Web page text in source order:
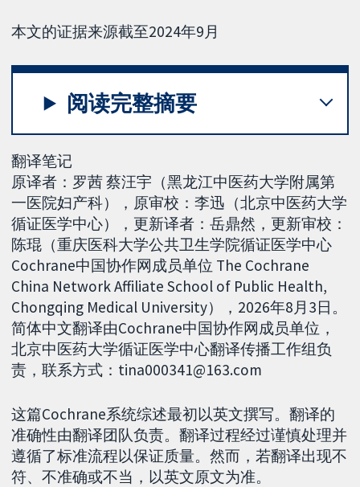
本文的证据来源截至2024年9月
阅读完整摘要
翻译笔记
原译者：罗茜 蔡汪宇（黑龙江中医药大学附属第
一医院妇产科），原审校：李迅（北京中医药大学
循证医学中心），更新译者：岳鼎然，更新审校：
陈琨（重庆医科大学公共卫生学院循证医学中心
Cochrane中国协作网成员单位 The Cochrane
China Network Affiliate School of Public Health,
Chongqing Medical University），2026年8月3日。
简体中文翻译由Cochrane中国协作网成员单位，
北京中医药大学循证医学中心翻译传播工作组负
责，联系方式：tina000341@163.com
这篇Cochrane系统综述最初以英文撰写。翻译的
准确性由翻译团队负责。翻译过程经过谨慎处理并
遵循了标准流程以保证质量。然而，若翻译出现不
符、不准确或不当，以英文原文为准。